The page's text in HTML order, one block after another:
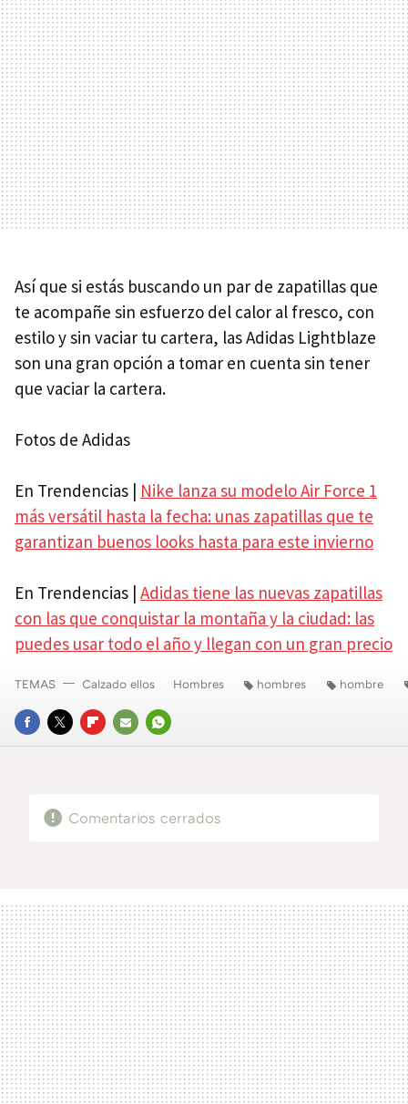
Así que si estás buscando un par de zapatillas que
te acompañe sin esfuerzo del calor al fresco, con
estilo y sin vaciar tu cartera, las Adidas Lightblaze
son una gran opción a tomar en cuenta sin tener
que vaciar la cartera.
Fotos de Adidas
En Trendencias | Nike lanza su modelo Air Force 1
más versátil hasta la fecha: unas zapatillas que te
garantizan buenos looks hasta para este invierno
En Trendencias | Adidas tiene las nuevas zapatillas
con las que conquistar la montaña y la ciudad: las
puedes usar todo el año y llegan con un gran precio
FACEBOOK
TWITTERFLIPBOARD
E-
WHATSAPP
TEMAS Calzado ellos Hombres hombres hombre
Comentarios cerrados